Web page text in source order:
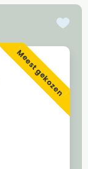
Meest gekozen